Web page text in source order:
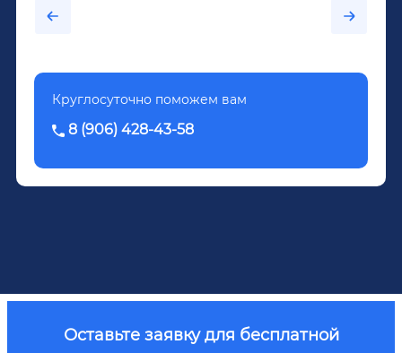
было назначено кодирование по методу
Довженко.
Круглосуточно поможем вам
8 (906) 428-43-58
Оставьте заявку для бесплатной